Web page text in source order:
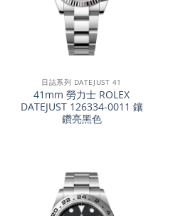
日誌系列 DATEJUST 41
41mm 勞力士 ROLEX
DATEJUST 126334-0011 鑲
鑽亮黑色